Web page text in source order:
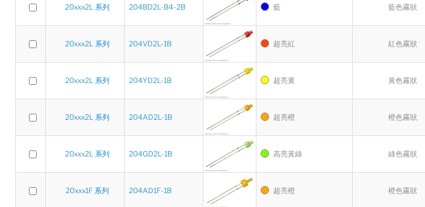
20xxx2L 系列 204BD2L-B4-2B 藍 藍色霧狀
20xxx2L 系列 204VD2L-1B 超亮紅 紅色霧狀
20xxx2L 系列 204YD2L-1B 超亮黄 黃色霧狀
20xxx2L 系列 204AD2L-1B 超亮橙 橙色霧狀
20xxx2L 系列 204GD2L-1B 高亮黃綠 綠色霧狀
20xxx1F 系列 204AD1F-1B 超亮橙 橙色霧狀